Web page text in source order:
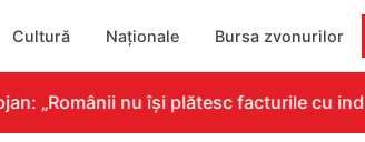
Cultură Naționale Bursa zvonurilor
„Românii nu își plătesc facturile cu